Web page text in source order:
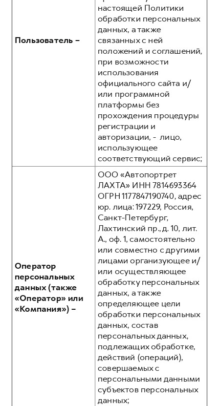
Пользователь –
настоящей Политики
обработки персональных
данных, а также
связанных с ней
положений и соглашений,
при возможности
использования
официального сайта и/
или программной
платформы без
прохождения процедуры
регистрации и
авторизации, - лицо,
использующее
соответствующий сервис;
Оператор
персональных
данных (также
«Оператор» или
«Компания») –
ООО «Автопортрет
ЛАХТА» ИНН 7814693364
ОГРН 1177847190740, адрес
юр. лица: 197229, Россия,
Санкт-Петербург,
Лахтинский пр., д. 10, лит.
А., оф. 1, самостоятельно
или совместно с другими
лицами организующее и/
или осуществляющее
обработку персональных
данных, а также
определяющее цели
обработки персональных
данных, состав
персональных данных,
подлежащих обработке,
действий (операций),
совершаемых с
персональными данными
субъектов персональных
данных;